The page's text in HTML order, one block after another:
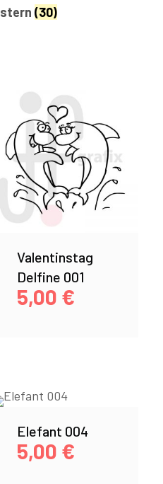
(30)
Valentinstag
Delfine 001
5,00 €
Elefant 004
5,00 €